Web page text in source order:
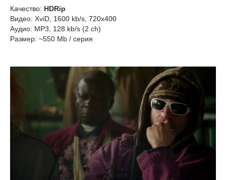
Качество: HDRip
Видео: XviD, 1600 kb/s, 720x400
Аудио: MP3, 128 kb/s (2 ch)
Размер: ~550 Mb / серия